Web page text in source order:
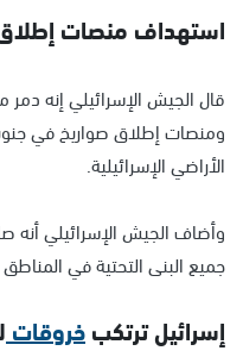
استهداف منصات
قال الجيش الإسرائيلي إنه
ومنصات إطلاق صواريخ في
الأراضي الإسرائيلية.
وأضاف الجيش الإسرائيلي أنه
جميع البنى التحتية في
إسرائيل ترتكبخروقات